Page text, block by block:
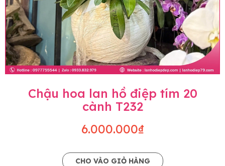
Chậu hoa lan hồ điệp tím 20
cành T232
6.000.000₫
CHO VÀO GIỎ HÀNG